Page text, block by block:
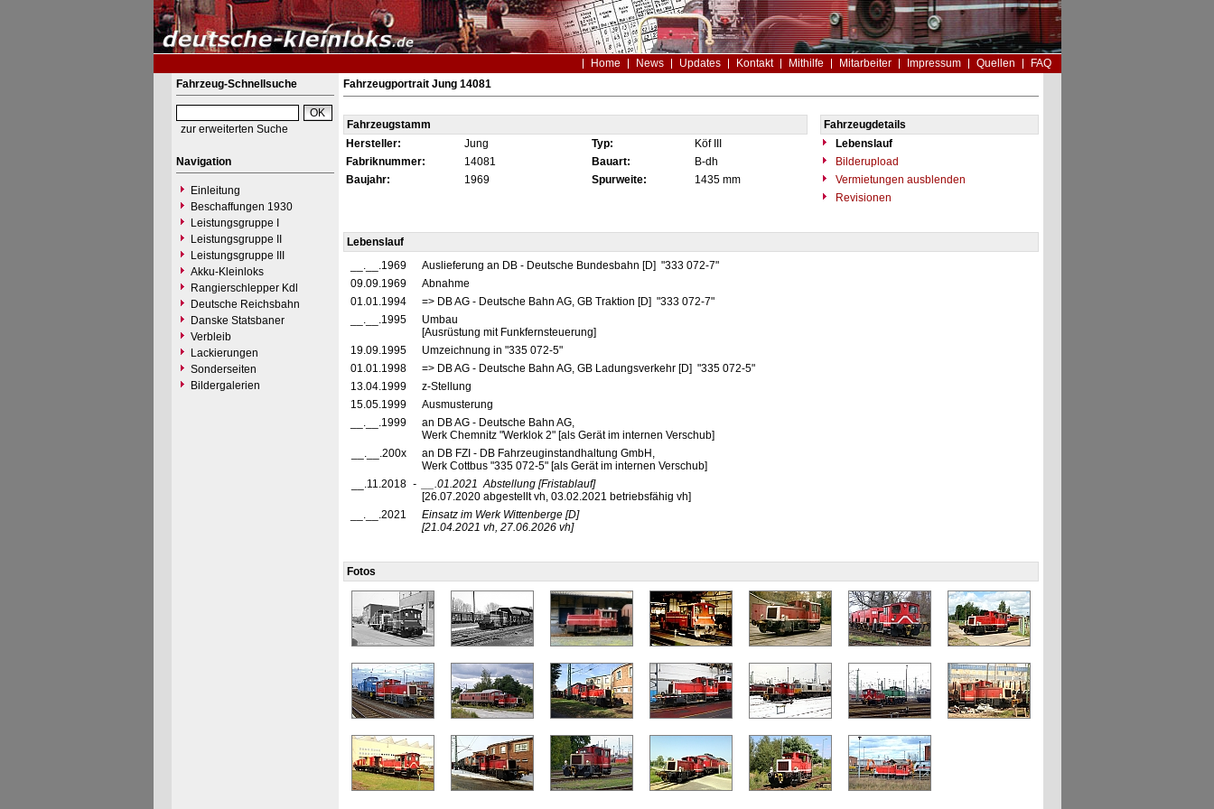
Home News Updates Kontakt Mithilfe Mitarbeiter Impressum Quellen
FAQ
Fahrzeug-Schnellsuche
zur erweiterten Suche
Navigation
Einleitung
Beschaffungen 1930
Leistungsgruppe I
Leistungsgruppe II
Leistungsgruppe III
Akku-Kleinloks
Rangierschlepper Kdl
Deutsche Reichsbahn
Danske Statsbaner
Verbleib
Lackierungen
Sonderseiten
Bildergalerien
Fahrzeugportrait Jung 14081
Fahrzeugstamm
Fahrzeugdetails
Hersteller:
Jung Typ: Köf III
Lebenslauf
Fabriknummer:
14081 Bauart: B-dh
Bilderupload
Baujahr:
1969 Spurweite: 1435 mm
Vermietungen ausblenden
Revisionen
Lebenslauf
__.__.1969
Auslieferung an DB - Deutsche Bundesbahn [D] "333 072-7"
09.09.1969
Abnahme
01.01.1994
=> DB AG - Deutsche Bahn AG, GB Traktion [D] "333 072-7"
__.__.1995
Umbau
[Ausrüstung mit Funkfernsteuerung]
19.09.1995
Umzeichnung in "335 072-5"
01.01.1998
=> DB AG - Deutsche Bahn AG, GB Ladungsverkehr [D] "335 072-5"
13.04.1999
z-Stellung
15.05.1999
Ausmusterung
__.__.1999
an DB AG - Deutsche Bahn AG,
Werk Chemnitz "Werklok 2" [als Gerät im internen Verschub]
__.__.200x
an DB FZI - DB Fahrzeuginstandhaltung GmbH,
Werk Cottbus "335 072-5" [als Gerät im internen Verschub]
__.11.2018 - __.01.2021 Abstellung [Fristablauf]
[26.07.2020 abgestellt vh, 03.02.2021 betriebsfähig vh]
__.__.2021
Einsatz im Werk Wittenberge [D]
[21.04.2021 vh, 27.06.2026 vh]
Fotos